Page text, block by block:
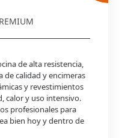
de alta resistencia,
de calidad y encimeras
y revestimientos
calor y uso intensivo.
profesionales para
bien hoy y dentro de